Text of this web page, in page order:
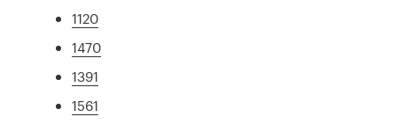
1120
1470
1391
1561